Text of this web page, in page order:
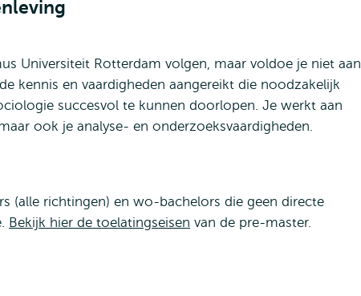
Universiteit Rotterdam volgen, maar voldoe je niet aan
kennis en vaardigheden aangereikt die noodzakelijk
succesvol te kunnen doorlopen. Je werkt aan
ook je analyse- en onderzoeksvaardigheden.
(alle richtingen) en wo-bachelors die geen directe
Bekijk hier de toelatingseisen van de pre-master.